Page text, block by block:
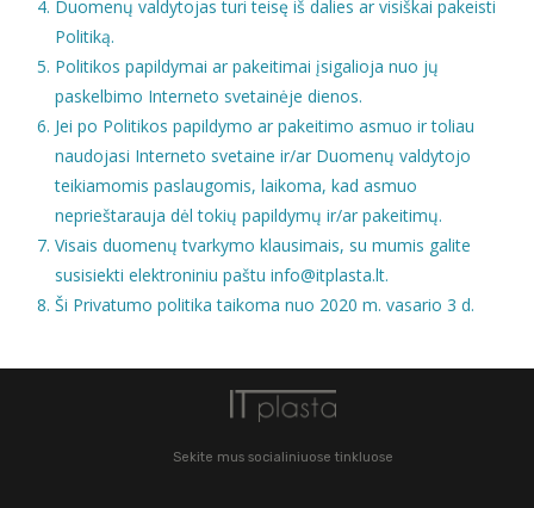
Duomenų valdytojas turi teisę iš dalies ar visiškai pakeisti
Politiką.
Politikos papildymai ar pakeitimai įsigalioja nuo jų
paskelbimo Interneto svetainėje dienos.
Jei po Politikos papildymo ar pakeitimo asmuo ir toliau
naudojasi Interneto svetaine ir/ar Duomenų valdytojo
teikiamomis paslaugomis, laikoma, kad asmuo
neprieštarauja dėl tokių papildymų ir/ar pakeitimų.
Visais duomenų tvarkymo klausimais, su mumis galite
susisiekti elektroniniu paštu info@itplasta.lt.
Ši Privatumo politika taikoma nuo 2020 m. vasario 3 d.
Sekite mus socialiniuose tinkluose